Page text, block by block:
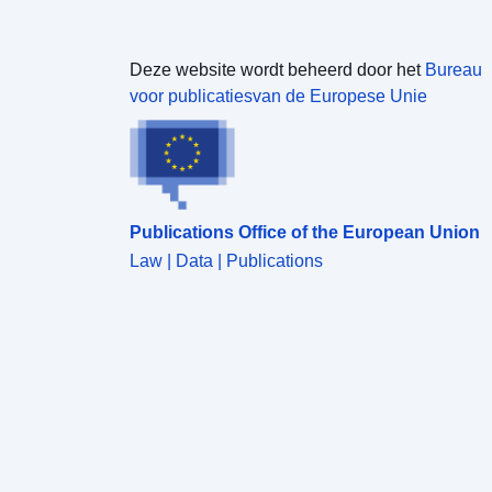
Deze website wordt beheerd door het Bureau
voor publicatiesvan de Europese Unie
Publications Office of the European Union
Law | Data | Publications